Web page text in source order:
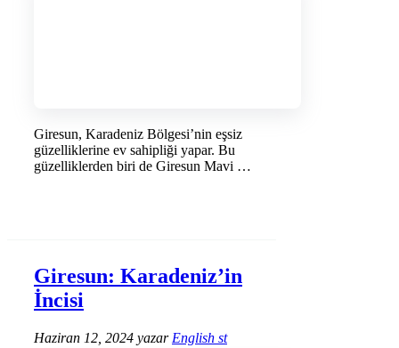
Giresun, Karadeniz Bölgesi’nin eşsiz
güzelliklerine ev sahipliği yapar. Bu
güzelliklerden biri de Giresun Mavi …
Giresun: Karadeniz’in
İncisi
Haziran 12, 2024 yazar English st